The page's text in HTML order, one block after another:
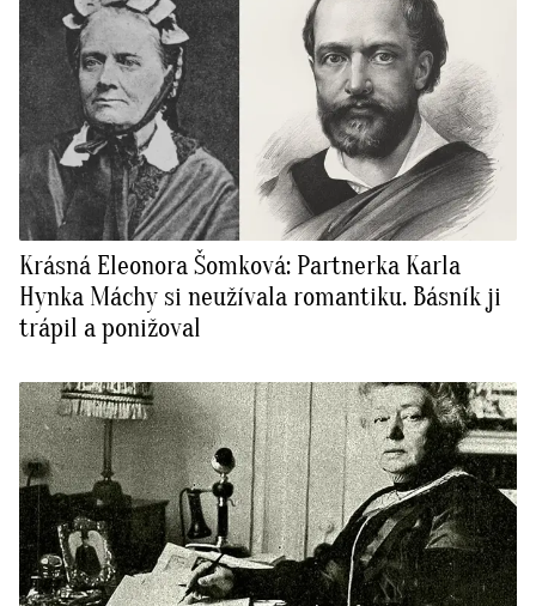
Krásná Eleonora Šomková: Partnerka Karla
Hynka Máchy si neužívala romantiku. Básník ji
trápil a ponižoval